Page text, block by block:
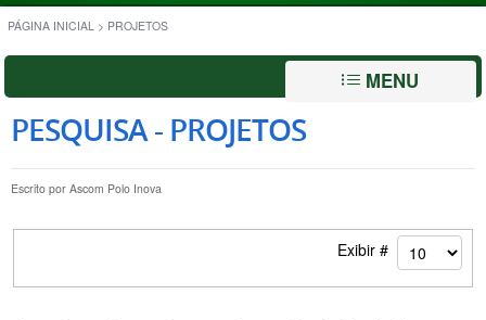
PÁGINA INICIAL > PROJETOS
MENU
PESQUISA - PROJETOS
Escrito por Ascom Polo Inova
Exibir #